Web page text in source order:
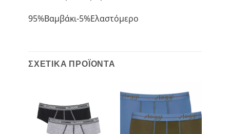
95%Βαμβάκι-5%Ελαστόμερο
ΣΧΕΤΙΚΆ ΠΡΟΪΌΝΤΑ